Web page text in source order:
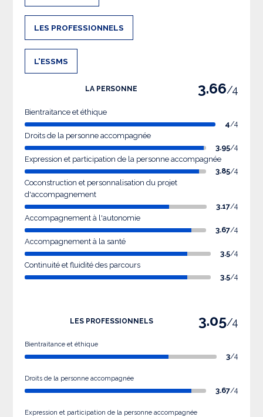
LES PROFESSIONNELS
L'ESSMS
LA PERSONNE 3.66/4
Bientraitance et éthique
4/4
Droits de la personne accompagnée
3.95/4
Expression et participation de la personne accompagnée
3.85/4
Coconstruction et personnalisation du projet
d'accompagnement
3.17/4
Accompagnement à l'autonomie
3.67/4
Accompagnement à la santé
3.5/4
Continuité et fluidité des parcours
3.5/4
LES PROFESSIONNELS 3.05/4
Bientraitance et éthique
3/4
Droits de la personne accompagnée
3.67/4
Expression et participation de la personne accompagnée